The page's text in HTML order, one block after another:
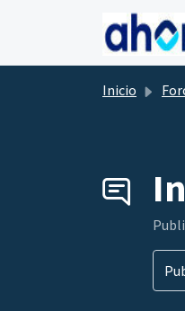
Saltar al
Inicio